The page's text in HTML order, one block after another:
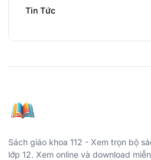
Tin Tức
Sách giáo khoa 112 - Xem trọn bộ
lớp 12. Xem online và download